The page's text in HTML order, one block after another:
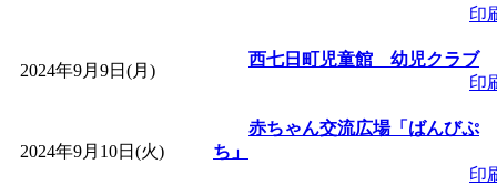
付期間：2026/08/10～
「まだまだ暑い！コ
レクリエーション 障
印
2024年9月9日(月)
西七日町児童館 幼児クラブ
印
2024年9月10日(火)
赤ちゃん交流広場「ばんびぷ
ち」
印